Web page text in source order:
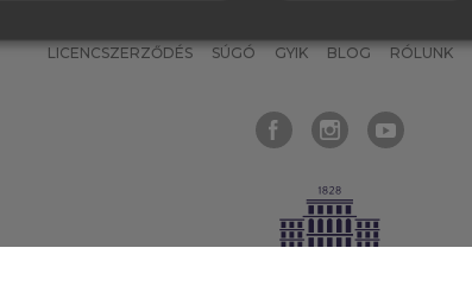
LICENCSZERZŐDÉS SÚGÓ GYIK BLOG RÓLUNK